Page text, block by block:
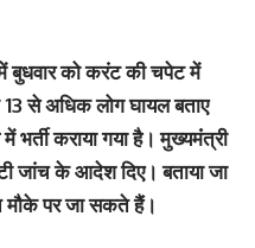
बुधवार को करंट की चपेट में
से अधिक लोग घायल बताए
भर्ती कराया गया है। मुख्‍यमंंत्री
जांच के आदेश दिए। बताया जा
मौके पर जा सकते हैं।